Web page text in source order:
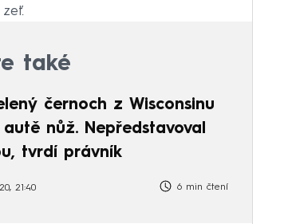
také
černoch z Wisconsinu
nůž. Nepředstavoval
tvrdí právník
21:40 6 min čtení